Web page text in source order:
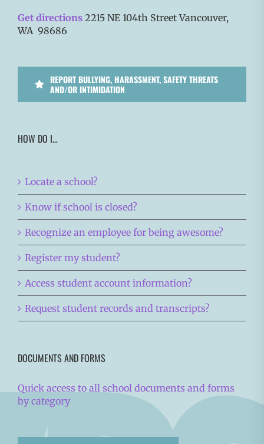
Get directions 2215 NE 104th Street Vancouver,
WA 98686
REPORT BULLYING, HARASSMENT, SAFETY THREATS
AND/OR INTIMIDATION
HOW DO I…
Locate a school?
Know if school is closed?
Recognize an employee for being awesome?
Register my student?
Access student account information?
Request student records and transcripts?
DOCUMENTS AND FORMS
Quick access to all school documents and forms
by category